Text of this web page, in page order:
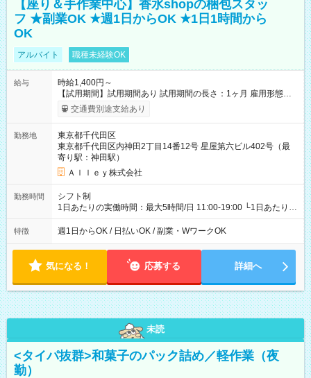
【座り＆手作業中心】香水shopの梱包スタッ
フ ★副業OK ★週1日からOK ★1日1時間から
OK
アルバイト 職種未経験OK
給与
時給1,400円～
【試用期間】試用期間あり 試用期間の長さ：1ヶ月 雇用形態、
給与は本採用時と同じです。
交通費別途支給あり
勤務地
東京都千代田区
東京都千代田区内神田2丁目14番12号 星屋第六ビル402号（最
寄り駅：神田駅）
Ａｌｌｅｙ株式会社
勤務時間
シフト制
1日あたりの実働時間：最大5時間/日 11:00-19:00 └1日あたりの
実働時間：1-5時間 └上記の時間帯内であれば、いつでも勤務可
能！ └平日・土曜日の中で、お好きな曜日でご勤務いただけま
18:00 などのように、自由な働き方が可能なお仕事です！
特徴 週1日からOK / 日払いOK / 副業・WワークOK
気になる！ 応募する 詳細へ
未読
<タイパ抜群>和菓子のパック詰め／軽作業（夜
勤）